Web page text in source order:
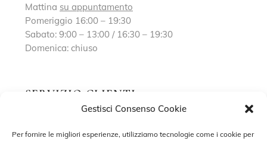
Gestisci Consenso Cookie
Per fornire le migliori esperienze, utilizziamo tecnologie come i cookie per
Mattina su appuntamento
Pomeriggio 16:00 – 19:30
Sabato: 9:00 – 13:00 / 16:30 – 19:30
Domenica: chiuso
SERVIZIO CLIENTI